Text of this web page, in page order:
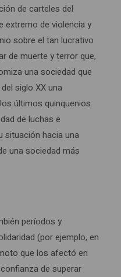
de carteles del
extremo de violencia y
sobre el tan lucrativo
de muerte y terror que,
una sociedad que
siglo XX una
últimos quinquenios
de luchas e
situación hacia una
una sociedad más
períodos y
(por ejemplo, en
que los afectó en
de superar